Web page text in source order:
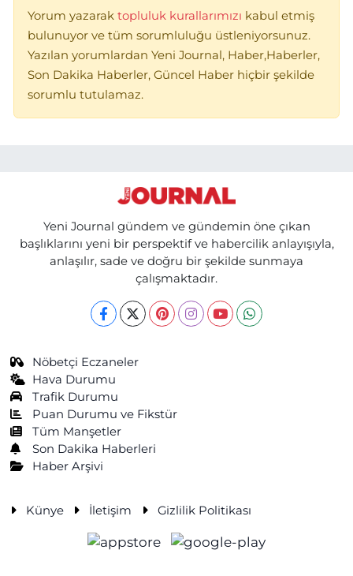
Yorum yazarak topluluk kurallarımızı kabul etmiş
bulunuyor ve tüm sorumluluğu üstleniyorsunuz.
Yazılan yorumlardan Yeni Journal, Haber,Haberler,
Son Dakika Haberler, Güncel Haber hiçbir şekilde
sorumlu tutulamaz.
Yeni Journal gündem ve gündemin öne çıkan
başlıklarını yeni bir perspektif ve habercilik anlayışıyla,
anlaşılır, sade ve doğru bir şekilde sunmaya
çalışmaktadır.
Nöbetçi Eczaneler
Hava Durumu
Trafik Durumu
Puan Durumu ve Fikstür
Tüm Manşetler
Son Dakika Haberleri
Haber Arşivi
Künye İletişim Gizlilik Politikası